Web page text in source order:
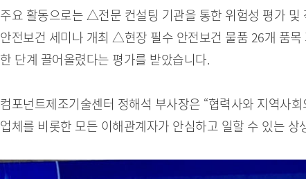
주요 활동으로는 △전문 컨설팅 기관을 통한 위험성 평가
안전보건 세미나 개최 △현장 필수 안전보건 물품 26개 품
한 단계 끌어올렸다는 평가를 받았습니다.
컴포넌트제조기술센터 정해석 부사장은 “협력사와 지역사
업체를 비롯한 모든 이해관계자가 안심하고 일할 수 있는